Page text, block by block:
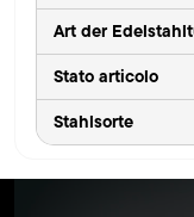
Art der
Stato articolo
Stahlsorte